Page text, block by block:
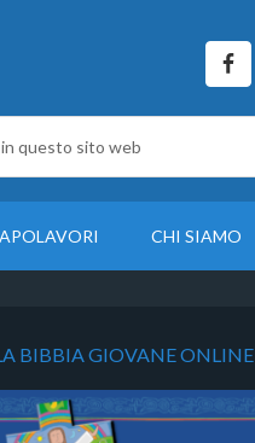
CHI SIAMO
BIBBIA GIOVANE ONLINE